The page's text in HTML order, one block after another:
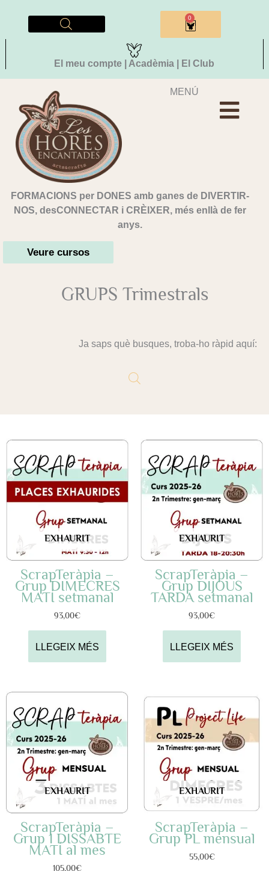
El meu compte | Acadèmia | El Club
0
Cistella
FORMACIONS per DONES amb ganes de DIVERTIR-
NOS, desCONNECTAR i CRÈIXER, més enllà de fer
anys.
Veure cursos
MENÚ
GRUPS Trimestrals
Ja saps què busques, troba-ho ràpid aquí:
EXHAURIT
ScrapTeràpia –
Grup DIMECRES
MATÍ setmanal
93,00€
LLEGEIX MÉS
EXHAURIT
ScrapTeràpia –
Grup DIJOUS
TARDA setmanal
93,00€
LLEGEIX MÉS
EXHAURIT
ScrapTeràpia –
Grup 1 DISSABTE
MATÍ al mes
105,00€
EXHAURIT
ScrapTeràpia –
Grup PL mensual
55,00€